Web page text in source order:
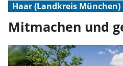
Haar (Landkreis München)
Mitmachen und